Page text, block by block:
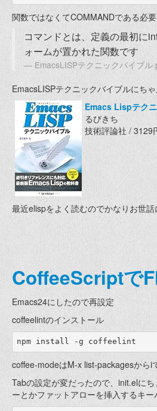
関数ではなくてCOMMANDである必要
コマンドとは、定義の最初に
ォームが置かれた関数です
EmacsLISPテクニックバイブル
EmacsLISPテクニックバイブルにちゃ
Emacs Lispテク
るびきち
技術評論社 / 3129
最近elispをよく読むのでかなりお世話
CoffeeScriptで
Emacs24にしたので再設定
coffeelintのインストール
coffee-modeはM-x list-packagesからi
Tabの設定が変だったので、init.elに
ーとかファットアローを挿入するキー